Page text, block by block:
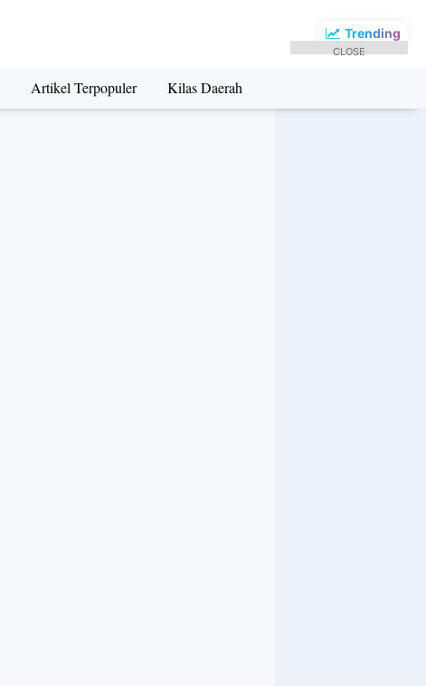
Trending
Artikel Terpopuler Kilas Daerah
CLOSE